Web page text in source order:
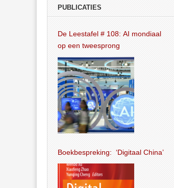
PUBLICATIES
De Leestafel # 108: AI mondiaal
op een tweesprong
Boekbespreking: ‘Digitaal China’